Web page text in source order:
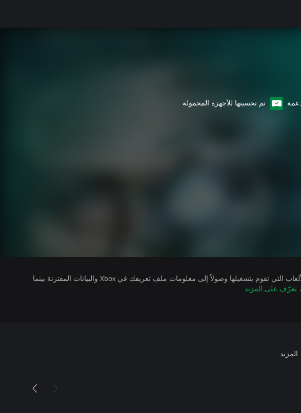
تم تحسينها للأجهزة المحمولة
يتلقى ناشرو الألعاب التي تقوم بتشغيلها وصولاً إلى معلومات ملف تعريفك في Xbox والبيانات المقترنة بينما
تعرّف على المزيد
المزيد